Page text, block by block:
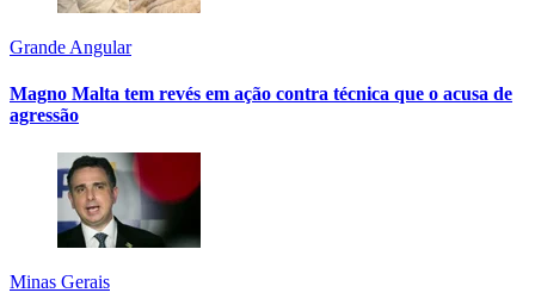
Grande Angular
Magno Malta tem revés em ação contra técnica que o acusa de
agressão
Minas Gerais